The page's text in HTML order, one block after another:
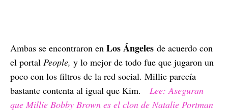
Ambas se encontraron en Los Ángeles de acuerdo con
el portal People, y lo mejor de todo fue que jugaron un
poco con los filtros de la red social. Millie parecía
bastante contenta al igual que Kim.
Lee: Aseguran
que Millie Bobby Brown es el clon de Natalie Portman